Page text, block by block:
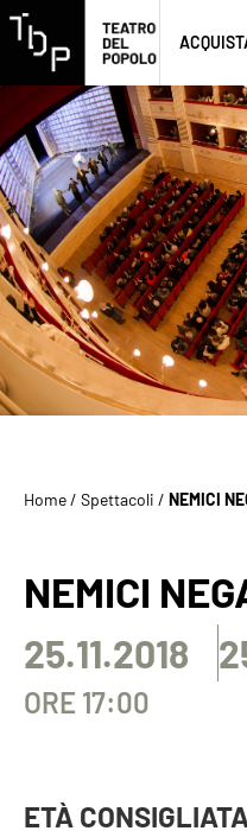
Home/ Spettacoli / NEMICI
NEMICI
25.11.2018
ORE 17:00
ETÀ CONSIGLIATA